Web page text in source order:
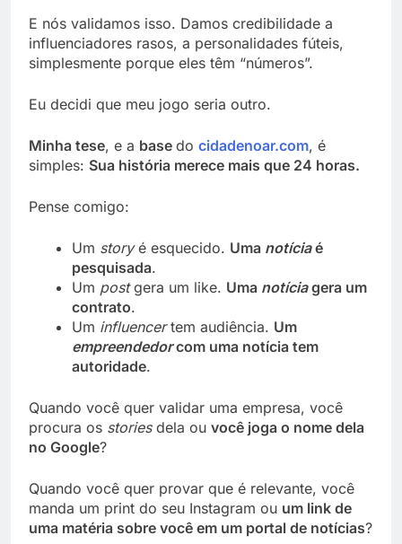
E nós validamos isso. Damos credibilidade a
influenciadores rasos, a personalidades fúteis,
simplesmente porque eles têm “números”.
Eu decidi que meu jogo seria outro.
Minha tese, e a base do cidadenoar.com, é
simples: Sua história merece mais que 24 horas.
Pense comigo:
Um storyé esquecido. Uma notíciaé
pesquisada.
Um postgera um like. Uma notíciagera um
contrato.
Um influencertem audiência. Um
empreendedorcom uma notícia tem
autoridade.
Quando você quer validar uma empresa, você
procura os storiesdela ou você joga o nome dela
no Google?
Quando você quer provar que é relevante, você
manda um print do seu Instagram ou um link de
uma matéria sobre você em um portal de notícias?